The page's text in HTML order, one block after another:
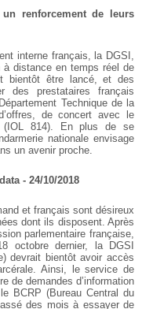
renforcement de leurs
interne français, la DGSI,
à distance en temps réel de
bientôt être lancé, et des
des prestataires français
Technique de la
de concert avec le
(IOL 814). En plus de se
nationale envisage
un avenir proche.
- 24/10/2018
et français sont désireux
dont ils disposent. Après
parlementaire française,
octobre dernier, la DGSI
devrait bientôt avoir accès
Ainsi, le service de
de demandes d’information
BCRP (Bureau Central du
des mois à essayer de